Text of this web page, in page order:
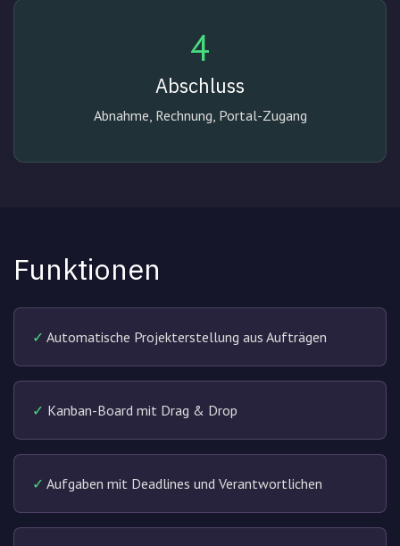
4
Abschluss
Abnahme, Rechnung, Portal-Zugang
Funktionen
✓ Automatische Projekterstellung aus Aufträgen
✓ Kanban-Board mit Drag & Drop
✓ Aufgaben mit Deadlines und Verantwortlichen